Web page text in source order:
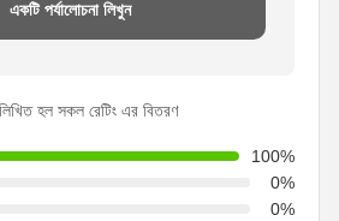
একটি পর্যালোচনা লিখুন
হল সকল রেটিং এর বিতরণ
100%
0%
0%